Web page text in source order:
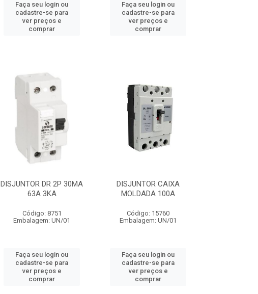
Faça seu login ou
cadastre-se para
ver preços e
comprar
Faça seu login ou
cadastre-se para
ver preços e
comprar
DISJUNTOR DR 2P 30MA
63A 3KA
Código: 8751
Embalagem: UN/01
Faça seu login ou
cadastre-se para
ver preços e
comprar
DISJUNTOR CAIXA
MOLDADA 100A
Código: 15760
Embalagem: UN/01
Faça seu login ou
cadastre-se para
ver preços e
comprar